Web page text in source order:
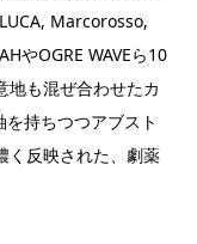
Marcorosso,
やOGRE WAVEら10
地も混ぜ合わせたカ
持ちつつアブスト
く反映された、劇薬